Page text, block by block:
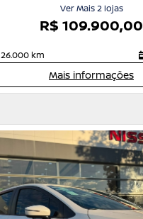
Ver Mais 2 lojas
R$ 109.900,00
26.000 km
Mais informações